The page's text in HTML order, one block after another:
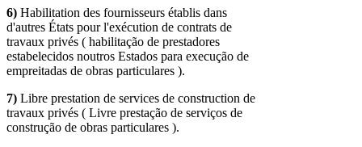
6) Habilitation des fournisseurs établis dans
d'autres États pour l'exécution de contrats de
travaux privés ( habilitação de prestadores
estabelecidos noutros Estados para execução de
empreitadas de obras particulares ).
7) Libre prestation de services de construction de
travaux privés ( Livre prestação de serviços de
construção de obras particulares ).